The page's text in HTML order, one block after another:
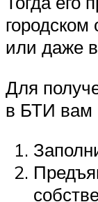
городском
или даже
Для
в БТИ вам